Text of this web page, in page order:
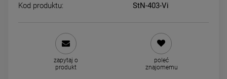
Kod produktu: StN-403-Vi
zapytaj o
produkt
poleć
znajomemu